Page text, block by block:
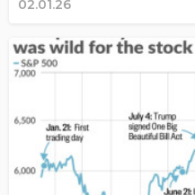
02.01.26